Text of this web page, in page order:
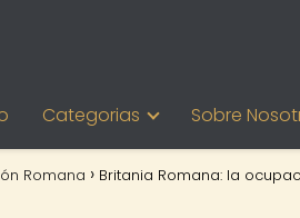
Categorias Sobre
Romana
Britania Romana: la